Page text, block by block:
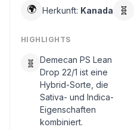
🌍 Herkunft: Kanada 🧬
HIGHLIGHTS
🧬
Demecan PS Lean
Drop 22/1 ist eine
Hybrid-Sorte, die
Sativa- und Indica-
Eigenschaften
kombiniert.